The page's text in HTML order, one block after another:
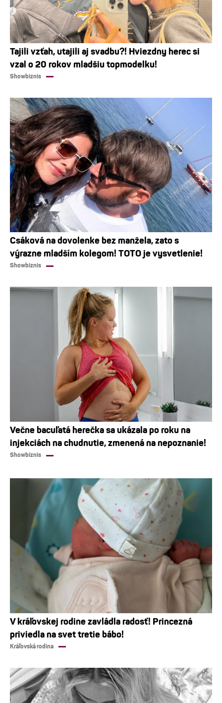
Tajili vzťah, utajili aj svadbu?! Hviezdny herec si
vzal o 20 rokov mladšiu topmodelku!
Showbiznis
Csáková na dovolenke bez manžela, zato s
výrazne mladším kolegom! TOTO je vysvetlenie!
Showbiznis
Večne bacuľatá herečka sa ukázala po roku na
injekciách na chudnutie, zmenená na nepoznanie!
Showbiznis
V kráľovskej rodine zavládla radosť! Princezná
priviedla na svet tretie bábo!
Kráľovská rodina